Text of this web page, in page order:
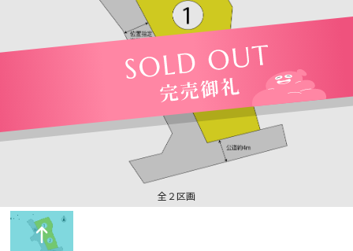
全２区画